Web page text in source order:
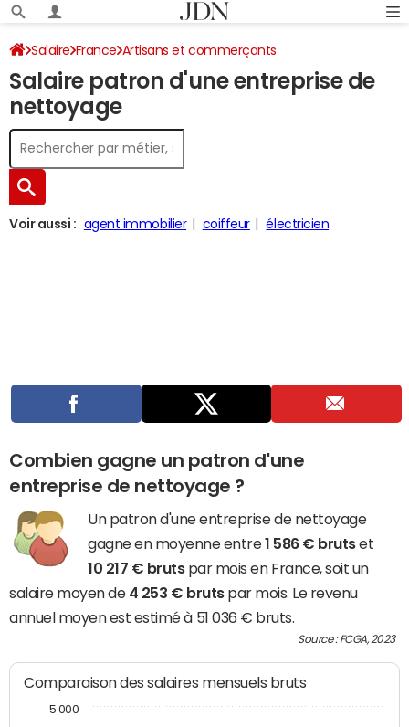
Salaire France Artisans et commerçants
Salaire patron d'une entreprise de
nettoyage
Voir aussi : agent immobilier coiffeur électricien
Combien gagne un patron d'une
entreprise de nettoyage ?
Un patron d'une entreprise de nettoyage
gagne en moyenne entre1 586 € brutset
10 217 € brutspar mois en France, soit un
salaire moyen de 4 253 € brutspar mois. Le revenu
annuel moyen est estimé à 51 036 € bruts.
Source : FCGA, 2023
Comparaison des salaires mensuels bruts
5 000